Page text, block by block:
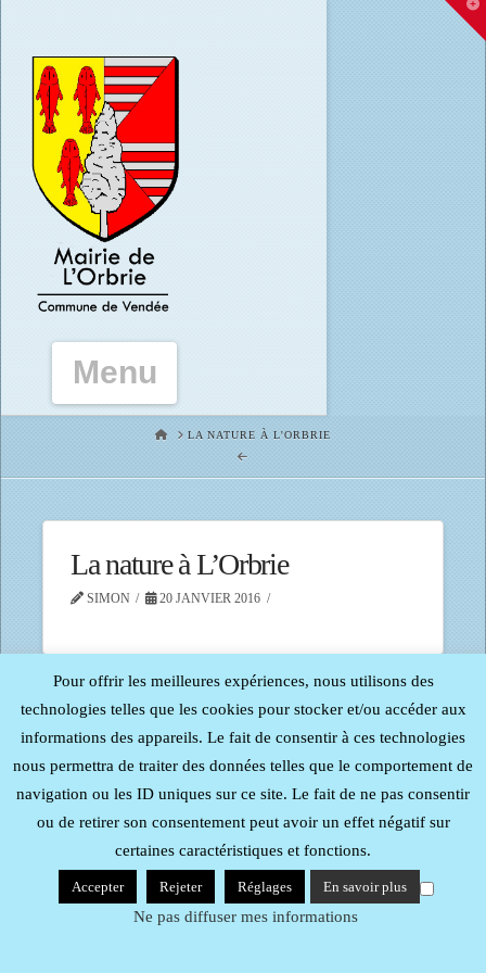
HOMELA NATURE À L'ORBRIE
La nature à L’Orbrie
SIMON 20 JANVIER 2016
Tous droits réservés - Reproduction interdite -
Probureau| Mentions Légales
Pour offrir les meilleures expériences, nous utilisons des
technologies telles que les cookies pour stocker et/ou accéder aux
informations des appareils. Le fait de consentir à ces technologies
nous permettra de traiter des données telles que le comportement de
navigation ou les ID uniques sur ce site. Le fait de ne pas consentir
ou de retirer son consentement peut avoir un effet négatif sur
certaines caractéristiques et fonctions.
Accepter Rejeter Réglages En savoir plus
Ne pas diffuser mes informations